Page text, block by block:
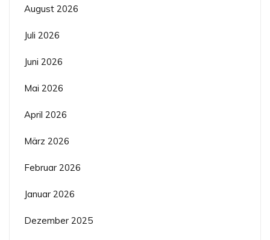
August 2026
Juli 2026
Juni 2026
Mai 2026
April 2026
März 2026
Februar 2026
Januar 2026
Dezember 2025